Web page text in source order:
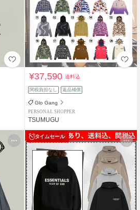
¥37,590送料込
関税負担なし 返品補償
Glo Gang
PERSONAL SHOPPER
TSUMUGU
タイムセール